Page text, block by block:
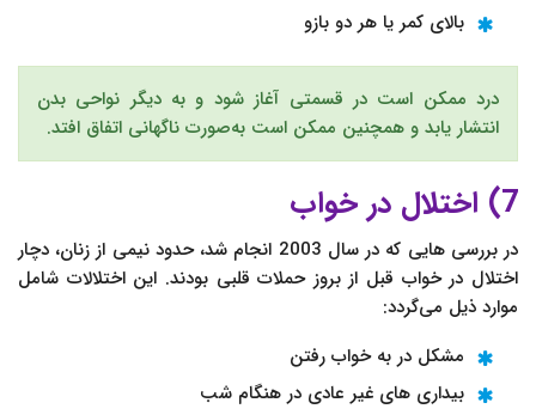
بالای کمر یا هر دو بازو
درد ممکن است در قسمتی آغاز شود و به دیگر نواحی بدن
انتشار یابد و همچنین ممکن است به‌صورت ناگهانی اتفاق افتد.
7) اختلال در خواب
در بررسی هایی که در سال 2003 انجام شد، حدود نیمی از زنان، دچار
اختلال در خواب قبل از بروز حملات قلبی بودند. این اختلالات شامل
موارد ذیل می‌گردد:
مشکل در به خواب رفتن
بیداری های غیر عادی در هنگام شب